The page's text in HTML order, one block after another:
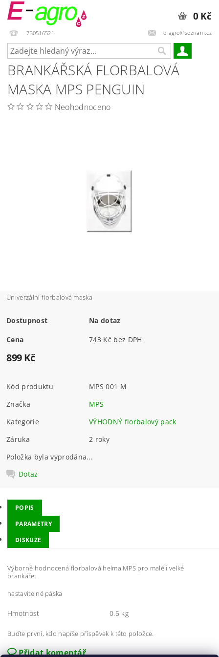
730516521 e-agro@seznam.cz
0 Kč
BRANKÁŘSKÁ FLORBALOVÁ
MASKA MPS PENGUIN
Neohodnoceno
Univerzální florbalová maska
Dostupnost Na dotaz
Cena 743 Kč bez DPH
899 Kč
Kód produktu
MPS 001 M
Značka
MPS
Kategorie
VÝHODNÝ florbalový pack
Záruka
2 roky
Položka byla vyprodána...
Dotaz
POPIS
PARAMETRY
DISKUZE
Výborně hodnocená florbalová helma MPS pro malé i velké
brankáře.
nastavitelné páska
Hmotnost 0.5 kg
Buďte první, kdo napíše příspěvek k této položce.
Přidat komentář